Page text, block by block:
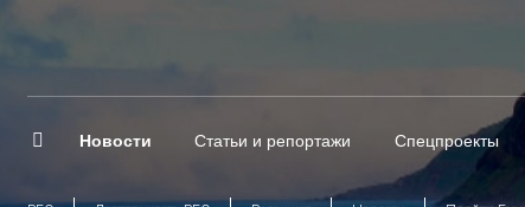
Новости Статьи и репортажи Спецпроекты